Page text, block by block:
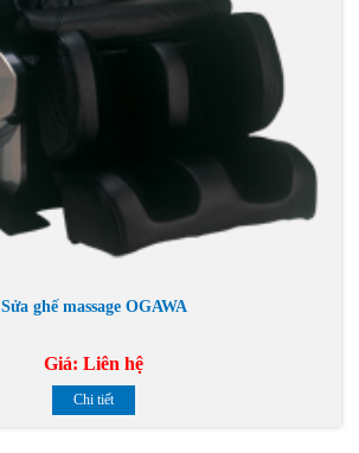
Sửa ghế massage OGAWA
Giá: Liên hệ
Chi tiết